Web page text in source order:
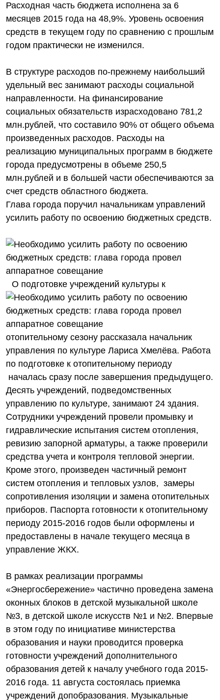
Расходная часть бюджета исполнена за 6
месяцев 2015 года на 48,9%. Уровень освоения
средств в текущем году по сравнению с прошлым
годом практически не изменился.
В структуре расходов по-прежнему наибольший
удельный вес занимают расходы социальной
направленности. На финансирование
социальных обязательств израсходовано 781,2
млн.рублей, что составило 90% от общего объема
произведенных расходов. Расходы на
реализацию муниципальных программ в бюджете
города предусмотрены в объеме 250,5
млн.рублей и в большей части обеспечиваются за
счет средств областного бюджета.
Глава города поручил начальникам управлений
усилить работу по освоению бюджетных средств.
О подготовке учреждений культуры к
отопительному сезону рассказала начальник
управления по культуре Лариса Хмелёва. Работа
по подготовке к отопительному периоду
началась сразу после завершения предыдущего.
Десять учреждений, подведомственных
управлению по культуре, занимают 24 здания.
Сотрудники учреждений провели промывку и
гидравлические испытания систем отопления,
ревизию запорной арматуры, а также проверили
средства учета и контроля тепловой энергии.
Кроме этого, произведен частичный ремонт
систем отопления и тепловых узлов, замеры
сопротивления изоляции и замена отопительных
приборов. Паспорта готовности к отопительному
периоду 2015-2016 годов были оформлены и
предоставлены в начале текущего месяца в
управление ЖКХ.
В рамках реализации программы
«Энергосбережение» частично проведена замена
оконных блоков в детской музыкальной школе
№3, в детской школе искусств №1 и №2. Впервые
в этом году по инициативе министерства
образования и науки проводится проверка
готовности учреждений дополнительного
образования детей к началу учебного года 2015-
2016 года. 11 августа состоялась приемка
учреждений допобразования. Музыкальные